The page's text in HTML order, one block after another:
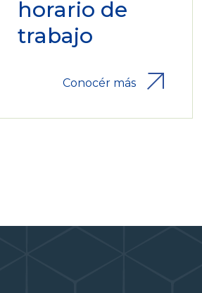
horario de
trabajo
Conocér más